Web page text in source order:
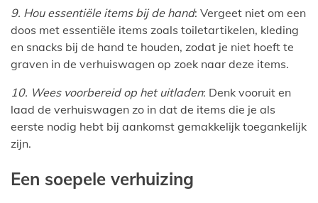
9. Hou essentiële items bij de hand: Vergeet niet om een
doos met essentiële items zoals toiletartikelen, kleding
en snacks bij de hand te houden, zodat je niet hoeft te
graven in de verhuiswagen op zoek naar deze items.
10. Wees voorbereid op het uitladen: Denk vooruit en
laad de verhuiswagen zo in dat de items die je als
eerste nodig hebt bij aankomst gemakkelijk toegankelijk
zijn.
Een soepele verhuizing